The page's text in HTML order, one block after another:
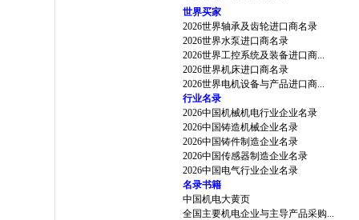
世界买家
2026世界轴承及齿轮进口商名录
2026世界水泵进口商名录
2026世界工控系统及装备进口商...
2026世界机床进口商名录
2026世界电机设备与产品进口商...
行业名录
2026中国机械机电行业企业名录
2026中国铸造机械企业名录
2026中国铸件制造企业名录
2026中国传感器制造企业名录
2026中国电气行业企业名录
名录书籍
中国机电大黄页
全国主要机电企业与主导产品采购...